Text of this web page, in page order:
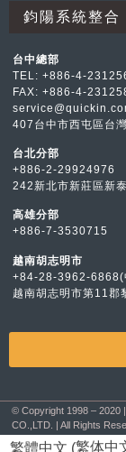
鈞陽系統整合
台中總部
TEL: +886-4-
FAX: +886-4-
407台中市西屯區台
台北分部
+886-2-29924976
242新北市新莊區新
高雄分部
+886-7-3530715
越南胡志明市
+84-28-3962-6868(
越南胡志明市第11郡
© Copyright 1998 – 2020
CO.,LTD. | All Rights
繁體中文 (繁体中